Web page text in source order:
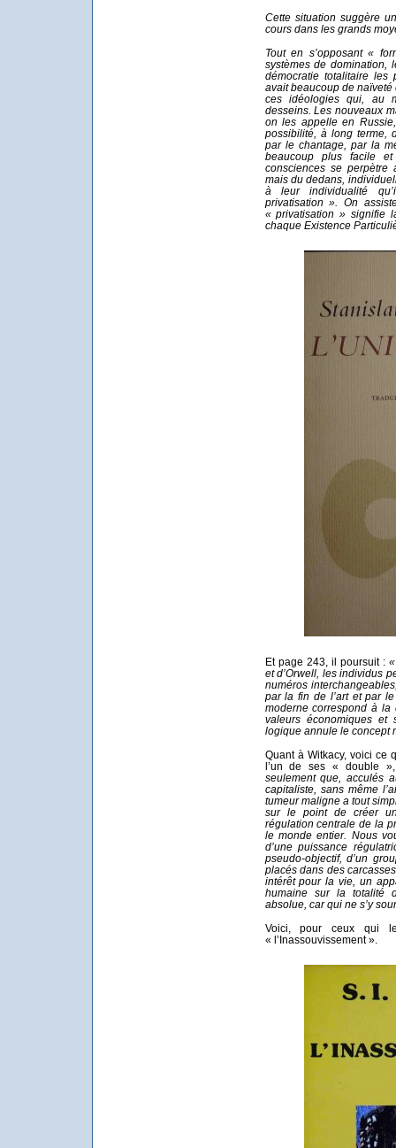
Cette situation suggère
cours dans les grands
Tout en s’opposant «
systèmes de domination,
démocratie totalitaire les
avait beaucoup de
ces idéologies qui, au
desseins. Les nouveaux
on les appelle en
possibilité, à long terme,
par le chantage, par la
beaucoup plus facile
consciences se perpètre
mais du dedans,
à leur individualité
privatisation ». On
« privatisation » signifie
chaque Existence
Et page 243, il poursuit :
et d’Orwell, les individus
numéros
par la fin de l’art et par
moderne correspond à la
valeurs économiques et
logique annule le concept
Quant à Witkacy, voici ce
l’un de ses « double
seulement que, acculés
capitaliste, sans même
tumeur maligne a tout
sur le point de créer
régulation centrale de la
le monde entier. Nous
d’une puissance
pseudo-objectif, d’un
placés dans des
intérêt pour la vie, un
humaine sur la totalité
absolue, car qui ne s’y
Voici, pour ceux qui
« l’Inassouvissement ».